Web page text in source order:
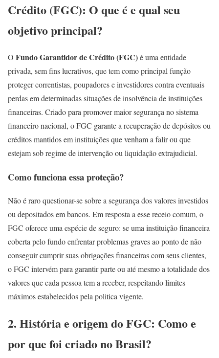
Crédito (FGC): O que é e qual seu
objetivo principal?
O Fundo Garantidor de Crédito (FGC)é uma entidade
privada, sem fins lucrativos, que tem como principal função
proteger correntistas, poupadores e investidores contra eventuais
perdas em determinadas situações de insolvência de instituições
financeiras. Criado para promover maior segurança no sistema
financeiro nacional, o FGC garante a recuperação de depósitos ou
créditos mantidos em instituições que venham a falir ou que
estejam sob regime de intervenção ou liquidação extrajudicial.
Como funciona essa proteção?
Não é raro questionar-se sobre a segurança dos valores investidos
ou depositados em bancos. Em resposta a esse receio comum, o
FGC oferece uma espécie de seguro: se uma instituição financeira
coberta pelo fundo enfrentar problemas graves ao ponto de não
conseguir cumprir suas obrigações financeiras com seus clientes,
o FGC intervém para garantir parte ou até mesmo a totalidade dos
valores que cada pessoa tem a receber, respeitando limites
máximos estabelecidos pela politica vigente.
2. História e origem do FGC: Como e
por que foi criado no Brasil?